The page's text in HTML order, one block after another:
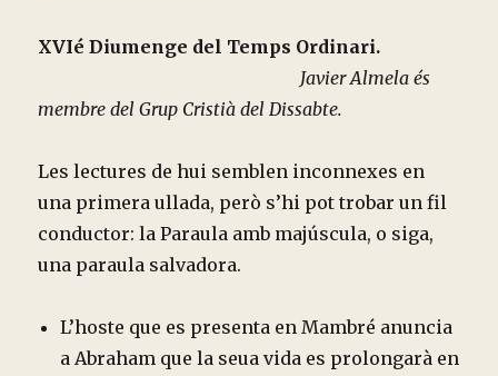
XVIé Diumenge del Temps Ordinari.
Javier Almela és
membre del Grup Cristià del Dissabte.
Les lectures de hui semblen inconnexes en
una primera ullada, però s’hi pot trobar un fil
conductor: la Paraula amb majúscula, o siga,
una paraula salvadora.
L’hoste que es presenta en Mambré anuncia
a Abraham que la seua vida es prolongarà en